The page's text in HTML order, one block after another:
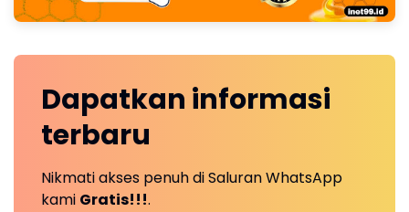
Dapatkan informasi
terbaru
Nikmati akses penuh di Saluran WhatsApp
kami Gratis!!!.